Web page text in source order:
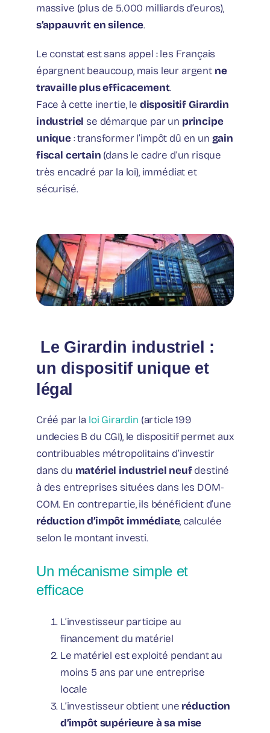
massive (plus de 5.000 milliards d’euros),
s’appauvrit en silence.
Le constat est sans appel : les Français
épargnent beaucoup, mais leur argent ne
travaille plus efficacement.
Face à cette inertie, le dispositif Girardin
industriel se démarque par un principe
unique: transformer l’impôt dû en un gain
fiscal certain (dans le cadre d’un risque
très encadré par la loi), immédiat et
sécurisé.
️ Le Girardin industriel :
un dispositif unique et
légal
Créé par la loi Girardin (article 199
undecies B du CGI), le dispositif permet aux
contribuables métropolitains d’investir
dans du matériel industriel neufdestiné
à des entreprises situées dans les DOM-
COM. En contrepartie, ils bénéficient d’une
réduction d’impôt immédiate, calculée
selon le montant investi.
Un mécanisme simple et
efficace
L’investisseur participe au
financement du matériel
Le matériel est exploité pendant au
moins 5 ans par une entreprise
locale
L’investisseur obtient une réduction
d’impôt supérieure à sa mise